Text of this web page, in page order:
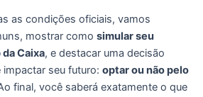
as condições oficiais, vamos
mostrar como simular seu
Caixa, e destacar uma decisão
seu futuro: optar ou não pelo
final, você saberá exatamente o que